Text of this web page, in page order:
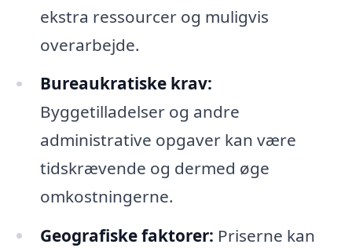
ekstra ressourcer og muligvis
overarbejde.
Bureaukratiske krav:
Byggetilladelser og andre
administrative opgaver kan være
tidskrævende og dermed øge
omkostningerne.
Geografiske faktorer: Priserne kan